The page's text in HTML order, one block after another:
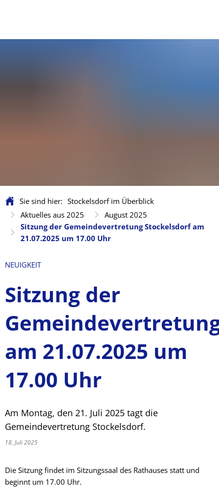
Sie sind hier: Stockelsdorf im Überblick
Aktuelles aus 2025
August 2025
Sitzung der Gemeindevertretung Stockelsdorf am
21.07.2025 um 17.00 Uhr
NEUIGKEIT
Sitzung der
am 21.07.2025 um
17.00 Uhr
Am Montag, den 21. Juli 2025 tagt die
Gemeindevertretung Stockelsdorf.
18. Juli 2025
Die Sitzung findet im Sitzungssaal des Rathauses statt und
beginnt um 17.00 Uhr.